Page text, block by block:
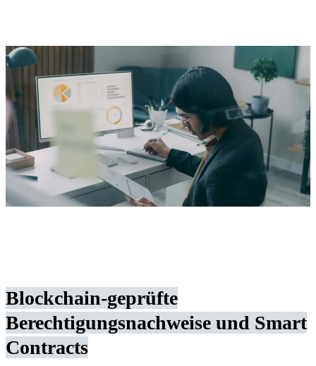
Blockchain-geprüfte
Berechtigungsnachweise und Smart
Contracts